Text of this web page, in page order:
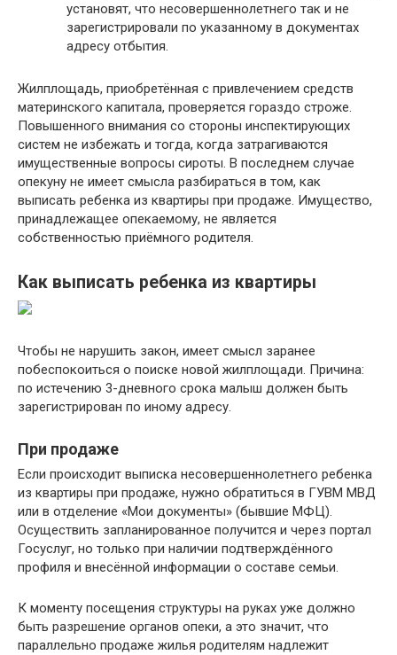
установят, что несовершеннолетнего так и не
зарегистрировали по указанному в документах
адресу отбытия.
Жилплощадь, приобретённая с привлечением средств
материнского капитала, проверяется гораздо строже.
Повышенного внимания со стороны инспектирующих
систем не избежать и тогда, когда затрагиваются
имущественные вопросы сироты. В последнем случае
опекуну не имеет смысла разбираться в том, как
выписать ребенка из квартиры при продаже. Имущество,
принадлежащее опекаемому, не является
собственностью приёмного родителя.
Как выписать ребенка из квартиры
Чтобы не нарушить закон, имеет смысл заранее
побеспокоиться о поиске новой жилплощади. Причина:
по истечению 3-дневного срока малыш должен быть
зарегистрирован по иному адресу.
При продаже
Если происходит выписка несовершеннолетнего ребенка
из квартиры при продаже, нужно обратиться в ГУВМ МВД
или в отделение «Мои документы» (бывшие МФЦ).
Осуществить запланированное получится и через портал
Госуслуг, но только при наличии подтверждённого
профиля и внесённой информации о составе семьи.
К моменту посещения структуры на руках уже должно
быть разрешение органов опеки, а это значит, что
параллельно продаже жилья родителям надлежит